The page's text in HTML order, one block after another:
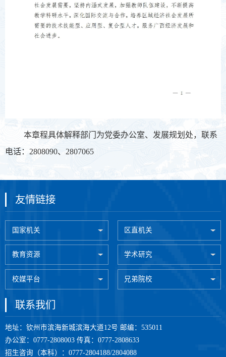
第 1 页
本章程具体解释部门为党委办公室、发展规划处，联系
电话：2808090、2807065
友情链接
国家机关 区直机关
教育资源 学术研究
校媒平台 兄弟院校
联系我们
地址：钦州市滨海新城滨海大道12号 邮编：535011
办公室：0777-2808003 传真：0777-2808633
招生咨询（本科）：0777-2804188/2804088